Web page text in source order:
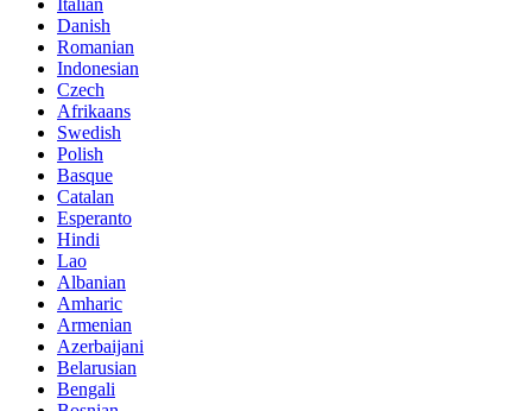
Italian
Danish
Romanian
Indonesian
Czech
Afrikaans
Swedish
Polish
Basque
Catalan
Esperanto
Hindi
Lao
Albanian
Amharic
Armenian
Azerbaijani
Belarusian
Bengali